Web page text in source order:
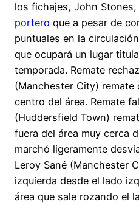
los fichajes, John Stones,
portero que a pesar de
puntuales en la
que ocupará un lugar
temporada. Remate
(Manchester City) remate
centro del área. Remate
(Huddersfield Town)
fuera del área muy cerca
marchó ligeramente
Leroy Sané (Manchester
izquierda desde el lado
área que sale rozando el